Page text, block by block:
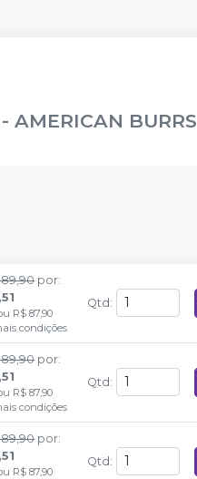
-AMERICAN BURRS
89,90 por:
R$ 87,90
condições
Qtd :
89,90 por:
R$ 87,90
condições
Qtd :
89,90 por:
R$ 87,90
Qtd :